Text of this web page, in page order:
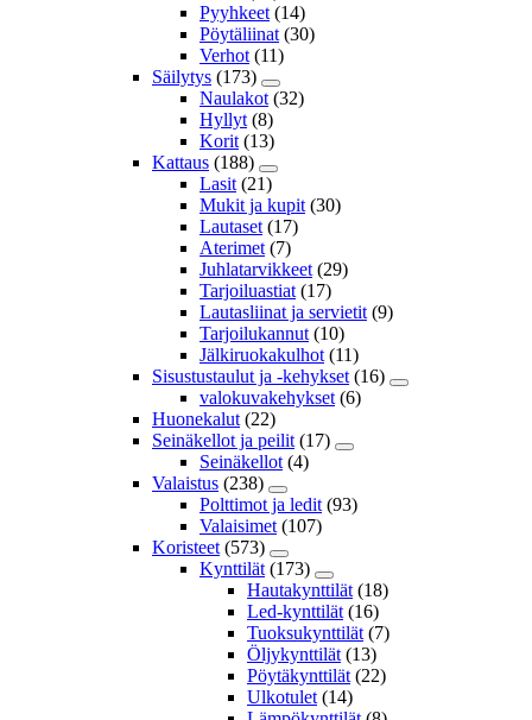
Pyyhkeet (14)
Pöytäliinat (30)
Verhot (11)
Säilytys (173)
Naulakot (32)
Hyllyt (8)
Korit (13)
Kattaus (188)
Lasit (21)
Mukit ja kupit (30)
Lautaset (17)
Aterimet (7)
Juhlatarvikkeet (29)
Tarjoiluastiat (17)
Lautasliinat ja servietit (9)
Tarjoilukannut (10)
Jälkiruokakulhot (11)
Sisustustaulut ja -kehykset (16)
valokuvakehykset (6)
Huonekalut (22)
Seinäkellot ja peilit (17)
Seinäkellot (4)
Valaistus (238)
Polttimot ja ledit (93)
Valaisimet (107)
Koristeet (573)
Kynttilät (173)
Hautakynttilät (18)
Led-kynttilät (16)
Tuoksukynttilät (7)
Öljykynttilät (13)
Pöytäkynttilät (22)
Ulkotulet (14)